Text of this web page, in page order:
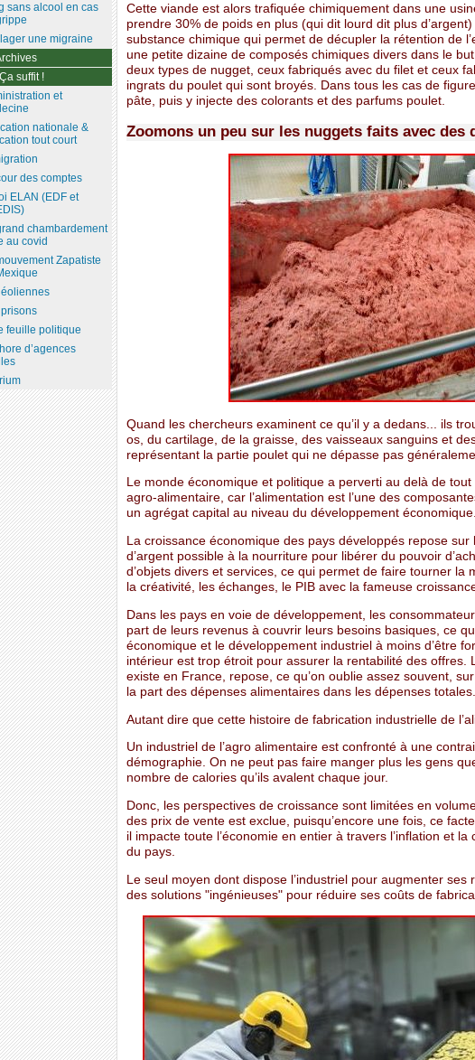
Cette viande est alors trafiquée chimiquement dans une
prendre 30% de poids en plus (qui dit lourd dit plus
substance chimique qui permet de décupler la rétention de
une petite dizaine de composés chimiques divers dans le
deux types de nugget, ceux fabriqués avec du filet et ceux
ingrats du poulet qui sont broyés. Dans tous les cas de
pâte, puis y injecte des colorants et des parfums poulet.
Zoomons un peu sur les nuggets faits avec des
Quand les chercheurs examinent ce qu’il y a dedans... ils
os, du cartilage, de la graisse, des vaisseaux sanguins et
représentant la partie poulet qui ne dépasse pas
Le monde économique et politique a perverti au delà de tout
agro-alimentaire, car l’alimentation est l’une des
un agrégat capital au niveau du développement économique.
La croissance économique des pays développés repose sur
d’argent possible à la nourriture pour libérer du pouvoir
d’objets divers et services, ce qui permet de faire tourner la
la créativité, les échanges, le PIB avec la fameuse
Dans les pays en voie de développement, les
part de leurs revenus à couvrir leurs besoins basiques, ce
économique et le développement industriel à moins d’être
intérieur est trop étroit pour assurer la rentabilité des offres.
existe en France, repose, ce qu’on oublie assez souvent,
la part des dépenses alimentaires dans les dépenses totales.
Autant dire que cette histoire de fabrication industrielle de
Un industriel de l’agro alimentaire est confronté à une
démographie. On ne peut pas faire manger plus les gens
nombre de calories qu’ils avalent chaque jour.
Donc, les perspectives de croissance sont limitées en
des prix de vente est exclue, puisqu’encore une fois, ce
il impacte toute l’économie en entier à travers l’inflation et la
du pays.
Le seul moyen dont dispose l’industriel pour augmenter
des solutions "ingénieuses" pour réduire ses coûts de
sans alcool en cas
une migraine
suffit !
et
nationale &
tout court
des comptes
ELAN (EDF et
chambardement
au covid
Zapatiste
éoliennes
prisons
feuille politique
d’agences